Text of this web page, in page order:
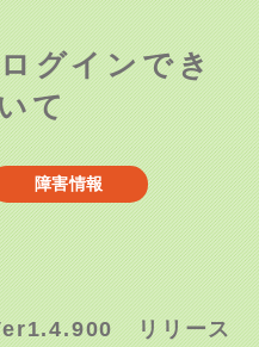
グインでき
て
障害情報
リリース